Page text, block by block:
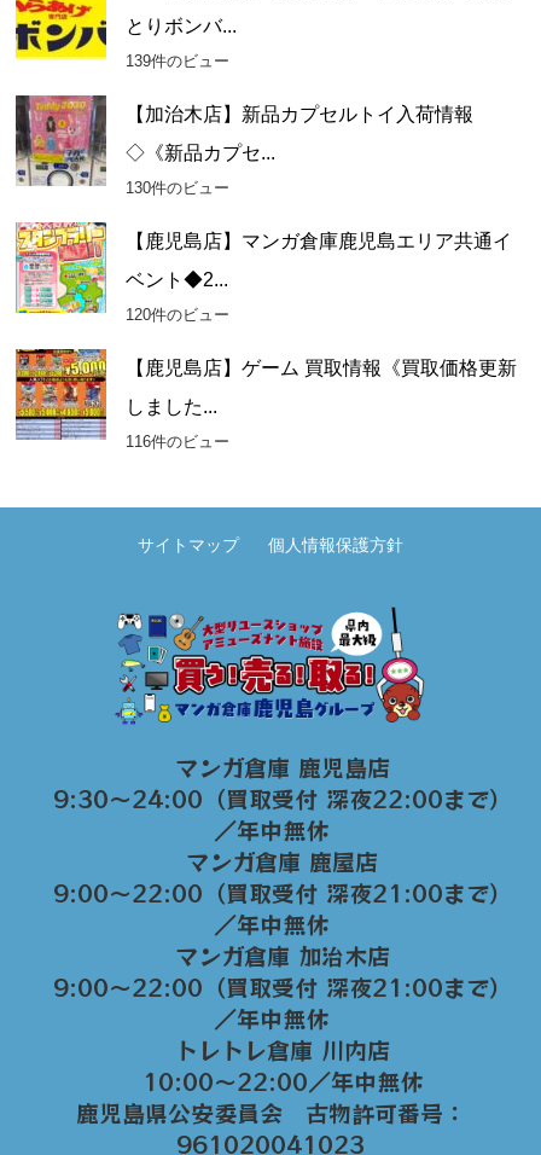
とりボンバ...
139件のビュー
【加治木店】新品カプセルトイ入荷情報
◇《新品カプセ...
130件のビュー
【鹿児島店】マンガ倉庫鹿児島エリア共通イ
ベント◆2...
120件のビュー
【鹿児島店】ゲーム 買取情報《買取価格更新
しました...
116件のビュー
サイトマップ 個人情報保護方針
マンガ倉庫 鹿児島店
9:30～24:00（買取受付 深夜22:00まで）
／年中無休
マンガ倉庫 鹿屋店
9:00～22:00（買取受付 深夜21:00まで）
／年中無休
マンガ倉庫 加治木店
9:00〜22:00（買取受付 深夜21:00まで）
／年中無休
トレトレ倉庫 川内店
10:00〜22:00／年中無休
鹿児島県公安委員会 古物許可番号：
961020041023